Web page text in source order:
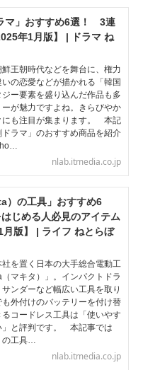
マ」おすすめ6選！ 3連
年1月版】 | ドラマ ね
王朝時代などを舞台に、権力
の恋愛などが描かれる「韓国
ー要素を盛り込んだ作品も多
ーが魅力ですよね。きらびやか
にも注目が集まります。 本記
ラマ」のおすすめ商品を紹介
nlab.itmedia.co.jp
）の工具」おすすめ6
じめる人必見のアイテム
月版】 | ライフ ねとらぼ
を置く日本の大手総合電動工
マキタ）」。インパクトドラ
ンダーなど幅広い工具を取り
外付けのバッテリーを付け替
コードレス工具は「使いやす
」と評判です。 本記事では
の工具…
nlab.itmedia.co.jp